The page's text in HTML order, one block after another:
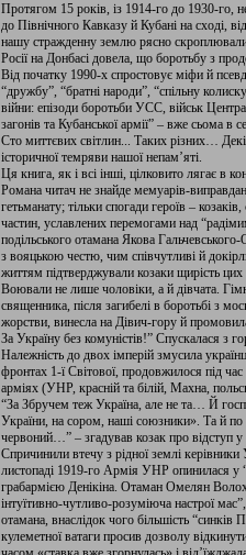
Протягом 15 років, із 1914-го до 1930-го,
до Північного Кавказу й Кубані на сході,
нашу стражденну землю рясно
Росії на Донбасі довела, що боротьбу з
Від початку 1990-х спростовує міфи й
“дружбу”, “братні народи”, “спільну
війни: епізоди боротьби УСС, військ
загонів та Кубанської армії” – вже сьома
Сто миттєвих світлин... Таких різних…
історичної темряви нашої непам’яті.
Ця книга, як і всі інші, цілковито лягає в
Романа читач не знайде мемуарів-
гетьманату; тільки спогади героїв –
частин, уславлених перемогами над
подільського отамана Якова
з вояцькою честю, чим співчутливі й
життям підтверджували козаки щирість цих
Воювали не лише чоловіки, а й дівчата.
священника, після загибелі в боротьбі з
жорстви, винесла на Дівич-гору й
За Україну без комуністів!” Спускалася
Належність до двох імперій змусила
фронтах 1-ї Світової, продовжилося під
арміях (УНР, красній та білій, Махна,
“За Збручем теж Україна, але не та… Й
України, на сором, наші союзники». Та й
червоний…” – згадував козак про відступ
Спричинили втечу з рідної землі
листопаді 1919-го Армія УНР опинилася у
грабармією Денікіна. Отаман Омелян
інтуїтивно-чутливо-розуміюча настрої
отамана, внаслідок чого більшість
кулеметної ватаги просив дозволу